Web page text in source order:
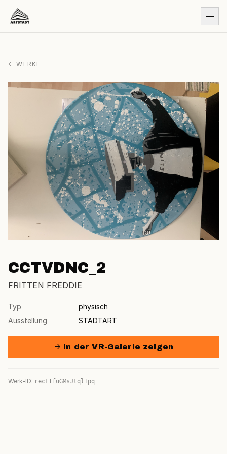
← WERKE
CCTVDNC_2
FRITTEN FREDDIE
Typ
physisch
Ausstellung
STADTART
→ In der VR-Galerie zeigen
Werk-ID: recLTfuGMsJtqlTpq